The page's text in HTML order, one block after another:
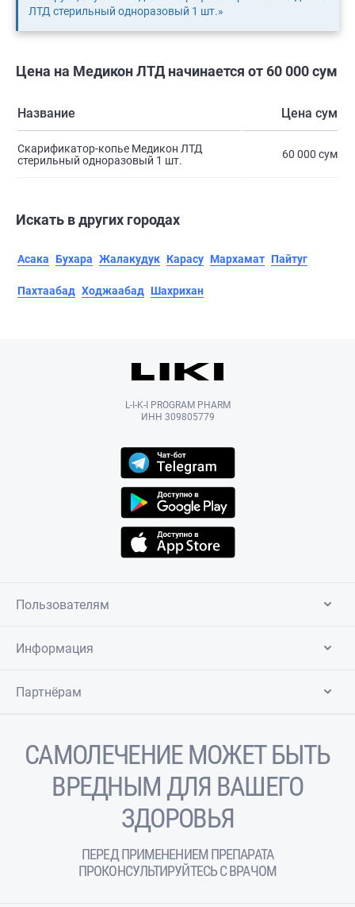
ЛТД стерильный одноразовый 1 шт.»
Цена на Медикон ЛТД начинается от 60 000 сум
Название Цена сум
Скарификатор-копье Медикон ЛТД
стерильный одноразовый 1 шт.
60 000 сум
Искать в других городах
Асака Бухара Жалакудук Карасу Мархамат Пайтуг
Пахтаабад Ходжаабад Шахрихан
L-I-K-I PROGRAM PHARM
ИНН 309805779
Пользователям
Информация
Партнёрам
САМОЛЕЧЕНИЕ МОЖЕТ БЫТЬ
ВРЕДНЫМ ДЛЯ ВАШЕГО
ЗДОРОВЬЯ
ПЕРЕД ПРИМЕНЕНИЕМ ПРЕПАРАТА
ПРОКОНСУЛЬТИРУЙТЕСЬ С ВРАЧОМ